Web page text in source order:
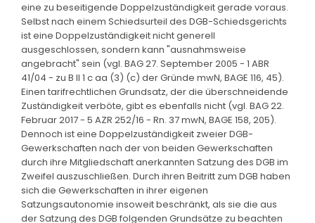
eine zu beseitigende Doppelzuständigkeit gerade voraus.
Selbst nach einem Schiedsurteil des DGB-Schiedsgerichts
ist eine Doppelzuständigkeit nicht generell
ausgeschlossen, sondern kann "ausnahmsweise
angebracht" sein (vgl. BAG 27. September 2005 - 1 ABR
41/04 - zu B II 1 c aa (3) (c) der Gründe mwN, BAGE 116, 45).
Einen tarifrechtlichen Grundsatz, der die überschneidende
Zuständigkeit verböte, gibt es ebenfalls nicht (vgl. BAG 22.
Februar 2017 - 5 AZR 252/16 - Rn. 37 mwN, BAGE 158, 205).
Dennoch ist eine Doppelzuständigkeit zweier DGB-
Gewerkschaften nach der von beiden Gewerkschaften
durch ihre Mitgliedschaft anerkannten Satzung des DGB im
Zweifel auszuschließen. Durch ihren Beitritt zum DGB haben
sich die Gewerkschaften in ihrer eigenen
Satzungsautonomie insoweit beschränkt, als sie die aus
der Satzung des DGB folgenden Grundsätze zu beachten